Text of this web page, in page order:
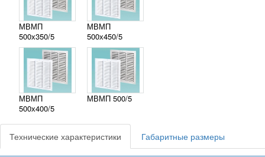
МВМП
500х350/5
МВМП
500х400/5
МВМП
500х450/5
МВМП 500/5
Технические характеристики Габаритные размеры